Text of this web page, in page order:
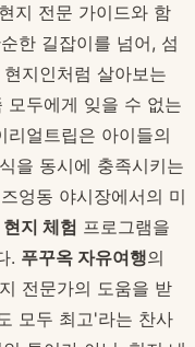
지 전문 가이드와 함
한 길잡이를 넘어, 섬
지인처럼 살아보는
모두에게 잊을 수 없는
얼트립은 아이들의
을 동시에 충족시키는
엉동 야시장에서의 미
지 체험 프로그램을
. 푸꾸옥 자유여행의
전문가의 도움을 받
모두 최고'라는 찬사